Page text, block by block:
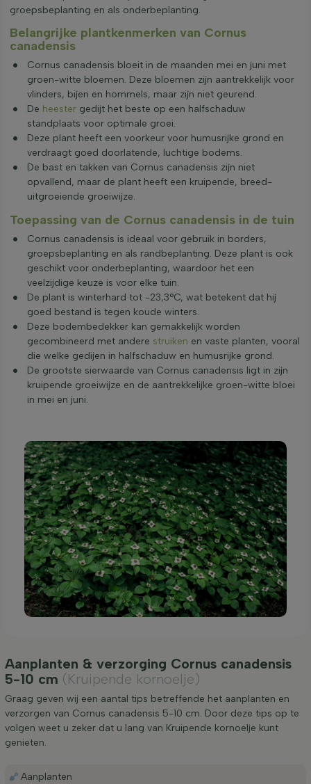
groepsbeplanting en als onderbeplanting.
Belangrijke plantkenmerken van Cornus
canadensis
Cornus canadensis bloeit in de maanden mei en juni met
groen-witte bloemen. Deze bloemen zijn aantrekkelijk voor
vlinders, bijen en hommels, maar zijn niet geurend.
De heester gedijt het beste op een halfschaduw
standplaats voor optimale groei.
Deze plant heeft een voorkeur voor humusrijke grond en
verdraagt goed doorlatende, luchtige bodems.
De bast en takken van Cornus canadensis zijn niet
opvallend, maar de plant heeft een kruipende, breed-
uitgroeiende groeiwijze.
Toepassing van de Cornus canadensis in de tuin
Cornus canadensis is ideaal voor gebruik in borders,
groepsbeplanting en als randbeplanting. Deze plant is ook
geschikt voor onderbeplanting, waardoor het een
veelzijdige keuze is voor elke tuin.
De plant is winterhard tot -23,3°C, wat betekent dat hij
goed bestand is tegen koude winters.
Deze bodembedekker kan gemakkelijk worden
gecombineerd met andere struiken en vaste planten, vooral
die welke gedijen in halfschaduw en humusrijke grond.
De grootste sierwaarde van Cornus canadensis ligt in zijn
kruipende groeiwijze en de aantrekkelijke groen-witte bloei
in mei en juni.
Aanplanten & verzorging Cornus canadensis
5-10 cm (Kruipende kornoelje)
Graag geven wij een aantal tips betreffende het aanplanten en
verzorgen van Cornus canadensis 5-10 cm. Door deze tips op te
volgen weet u zeker dat u lang van Kruipende kornoelje kunt
genieten.
Aanplanten